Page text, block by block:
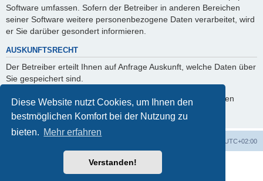
Diese Website nutzt Cookies, um Ihnen den
bestmöglichen Komfort bei der Nutzung zu
bieten. Mehr erfahren
Verstanden!
Software umfassen. Sofern der Betreiber in anderen Bereichen
seiner Software weitere personenbezogene Daten verarbeitet, wird
er Sie darüber gesondert informieren.
AUSKUNFTSRECHT
Der Betreiber erteilt Ihnen auf Anfrage Auskunft, welche Daten über
Sie gespeichert sind.
Sie können jederzeit die Löschung bzw. Sperrung Ihrer Daten
verlangen. Kontaktieren Sie hierzu bitte den Betreiber.
UTC+02:00
Powered byphpBB® Forum Software © phpBB Limited
phpBB.de